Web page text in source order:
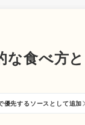
食べ方と
先するソースとして追加